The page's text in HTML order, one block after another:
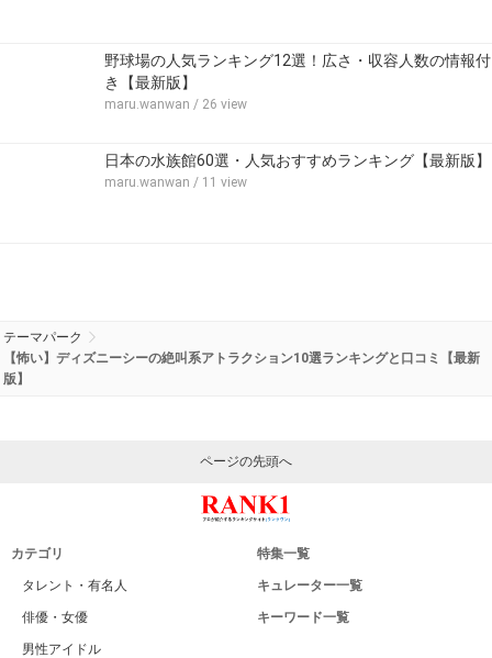
野球場の人気ランキング12選！広さ・収容人数の情報付
き【最新版】
maru.wanwan / 26 view
日本の水族館60選・人気おすすめランキング【最新版】
maru.wanwan / 11 view
テーマパーク
【怖い】ディズニーシーの絶叫系アトラクション10選ランキングと口コミ【最新
版】
ページの先頭へ
カテゴリ
タレント・有名人
俳優・女優
男性アイドル
特集一覧
キュレーター一覧
キーワード一覧